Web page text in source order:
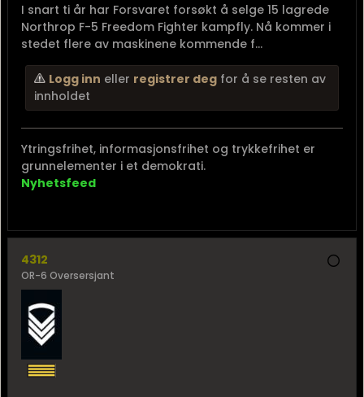
I snart ti år har Forsvaret forsøkt å selge 15 lagrede
Northrop F-5 Freedom Fighter kampfly. Nå kommer i
stedet flere av maskinene kommende f...
Logg inn eller registrer deg for å se resten av
innholdet
Ytringsfrihet, informasjonsfrihet og trykkefrihet er
grunnelementer i et demokrati.
Nyhetsfeed
4312
OR-6 Oversersjant